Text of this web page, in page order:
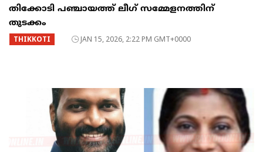
തിക്കോടി പഞ്ചായത്ത് ലീഗ് സമ്മേളനത്തിന്
തുടക്കം
THIKKOTI JAN 15, 2026, 2:22 PM GMT+0000